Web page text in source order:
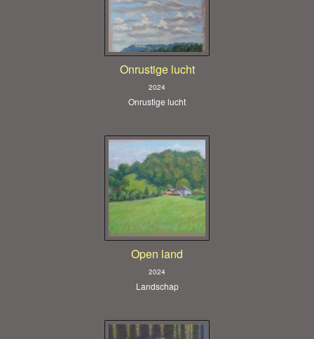
Onrustige lucht
2024
Onrustige lucht
Open land
2024
Landschap